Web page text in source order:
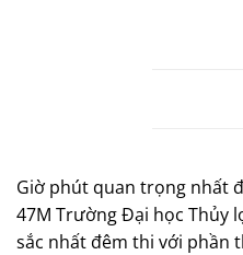
Giờ phút quan trọng nhất
47M Trường Đại học Thủy
sắc nhất đêm thi với phần